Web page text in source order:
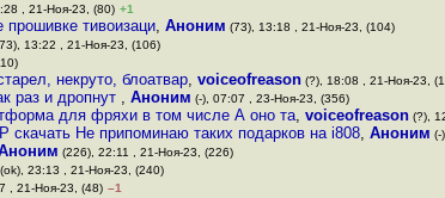
, 21-Ноя-23, (80) +1
прошивке тивоизаци, Аноним (73), 13:18 , 21-Ноя-23, (104)
13:22 , 21-Ноя-23, (106)
некруто, блоатвар, voiceofreason (?), 18:08 , 21-Ноя-23,
раз и дропнут , Аноним (-), 07:07 , 23-Ноя-23, (356)
для фряхи в том числе А оно та, voiceofreason (?),
скачать Не припоминаю таких подарков на i808, Аноним (-
(226), 22:11 , 21-Ноя-23, (226)
(ok), 23:13 , 21-Ноя-23, (240)
, 21-Ноя-23, (48) –1